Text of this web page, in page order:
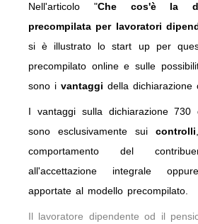
Nell'articolo "Che cos'è la
precompilata per lavoratori
si è illustrato lo start up per
precompilato online e sulle
sono i vantaggi della dichiarazione
I vantaggi sulla dichiarazione 730
sono esclusivamente sui controlli
comportamento del
all'accettazione integrale
apportate al modello precompilato.
Il lavoratore dipendente od il